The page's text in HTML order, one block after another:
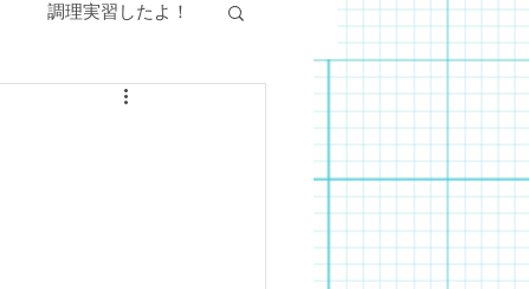
調理実習したよ！